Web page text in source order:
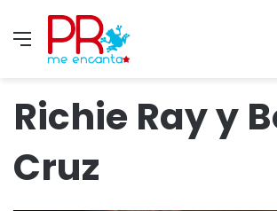
Menu
Richie Ray y
Cruz